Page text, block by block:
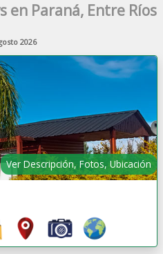
en Paraná, Entre Ríos
2026
Ver Descripción, Fotos, Ubicación